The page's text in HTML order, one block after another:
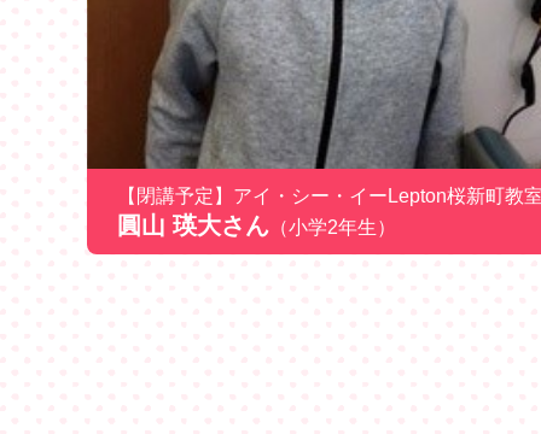
【閉講予定】アイ・シー・イーLepton桜新町教
圓山 瑛大さん （小学2年生）